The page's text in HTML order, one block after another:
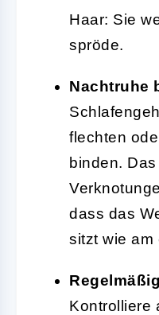
Haar: Sie
spröde.
Nachtruhe
flechten
binden.
dass das
sitzt wie am
Kontrolliere